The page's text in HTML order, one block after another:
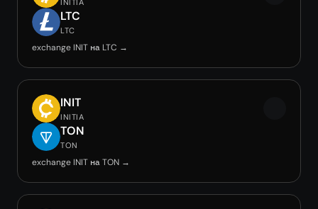
INITIA
LTC
LTC
exchange INIT на LTC →
INIT
INITIA
TON
TON
exchange INIT на TON →